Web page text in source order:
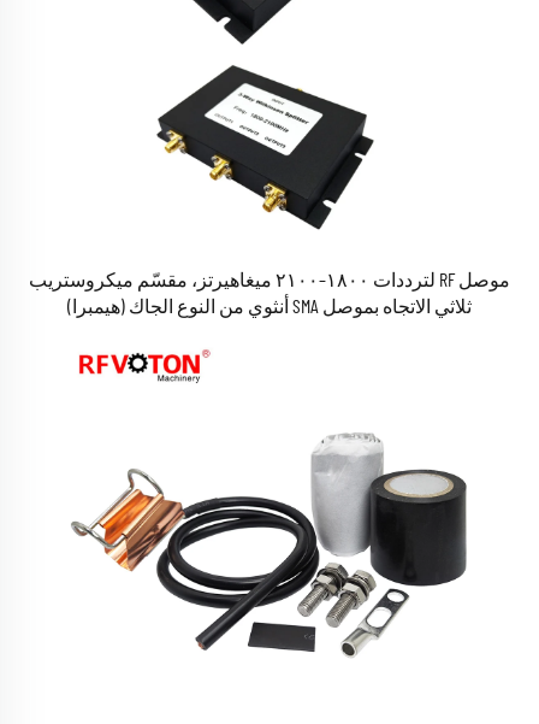
موصل RF لترددات ١٨٠٠–٢١٠٠ ميغاهيرتز، مقسّم ميكروستريب
ثلاثي الاتجاه بموصل SMA أنثوي من النوع الجاك (هيمبرا)